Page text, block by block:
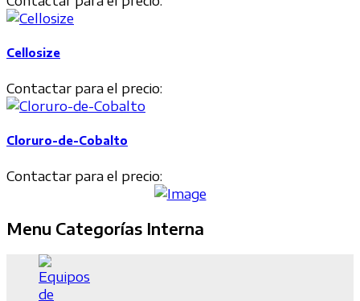
Cellosize
Contactar para el precio:
Cloruro-de-Cobalto
Contactar para el precio:
Menu Categorías Interna